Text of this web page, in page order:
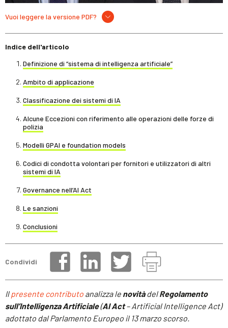
Vuoi leggere la versione PDF?
Indice dell'articolo
Definizione di “sistema di intelligenza artificiale”
Ambito di applicazione
Classificazione dei sistemi di IA
Alcune Eccezioni con riferimento alle operazioni delle forze di
polizia
Modelli GPAI e foundation models
Codici di condotta volontari per fornitori e utilizzatori di altri
sistemi di IA
Governance nell’AI Act
Le sanzioni
Conclusioni
Condividi
Ilpresente contributo analizza le novitàdelRegolamento
sull’Intelligenza Artificiale(AI Act– Artificial Intelligence Act)
adottato dal Parlamento Europeo il 13 marzo scorso.